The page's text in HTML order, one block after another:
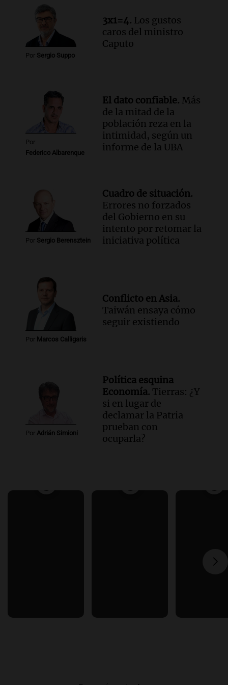
nuevos campeones en una competencia
nacional
Buen día, Argentina
Episodios
Por Sergio Suppo
3x1=4. Los gustos
caros del ministro
Caputo
Por
Federico Albarenque
El dato confiable. Más
de la mitad de la
población reza en la
intimidad, según un
informe de la UBA
Por Sergio Berensztein
Cuadro de situación.
Errores no forzados
del Gobierno en su
intento por retomar la
iniciativa política
Por Marcos Calligaris
Conflicto en Asia.
Taiwán ensaya cómo
seguir existiendo
Por Adrián Simioni
Política esquina
Economía. Tierras: ¿Y
si en lugar de
declamar la Patria
prueban con
ocuparla?